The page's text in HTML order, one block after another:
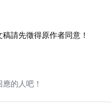
請先徵得原作者同意！
的人吧！